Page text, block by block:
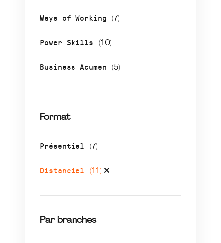
Ways of Working (7)
Power Skills (10)
Business Acumen (5)
Format
Présentiel (7)
Distanciel (11)
Par branches